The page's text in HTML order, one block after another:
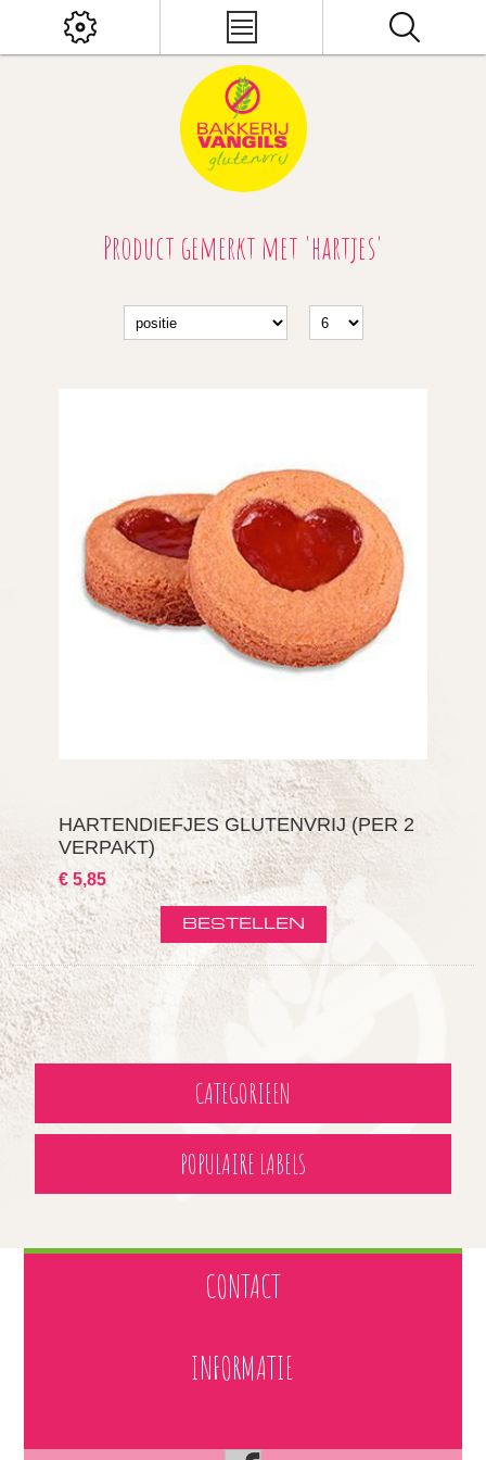
Product gemerkt met 'hartjes'
HARTENDIEFJES GLUTENVRIJ (PER 2
VERPAKT)
€ 5,85
CATEGORIEEN
POPULAIRE LABELS
CONTACT
INFORMATIE